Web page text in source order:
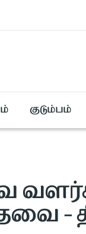
குடும்பம்
-